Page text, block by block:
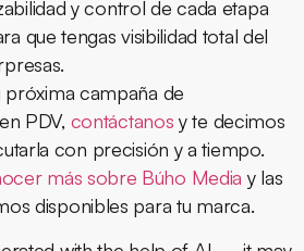
y control de cada etapa
que tengas visibilidad total del
próxima campaña de
PDV, contáctanos y te decimos
con precisión y a tiempo.
más sobre Búho Media y las
disponibles para tu marca.